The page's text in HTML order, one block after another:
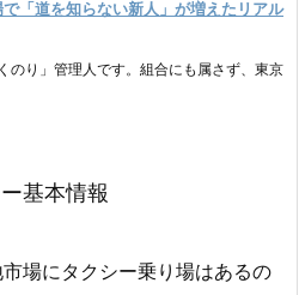
「道を知らない新人」が増えたリアル
のり」管理人です。組合にも属さず、東京
基本情報
場にタクシー乗り場はあるの